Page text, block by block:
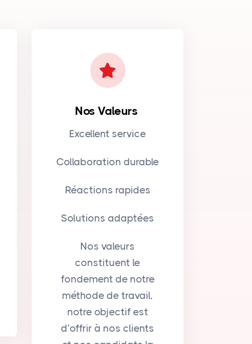
Nos Valeurs
Excellent service
Collaboration durable
Réactions rapides
Solutions adaptées
Nos valeurs
constituent le
fondement de notre
méthode de travail,
notre objectif est
d’offrir à nos clients